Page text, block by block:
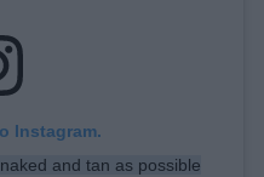
Instagram.
and tan as possible